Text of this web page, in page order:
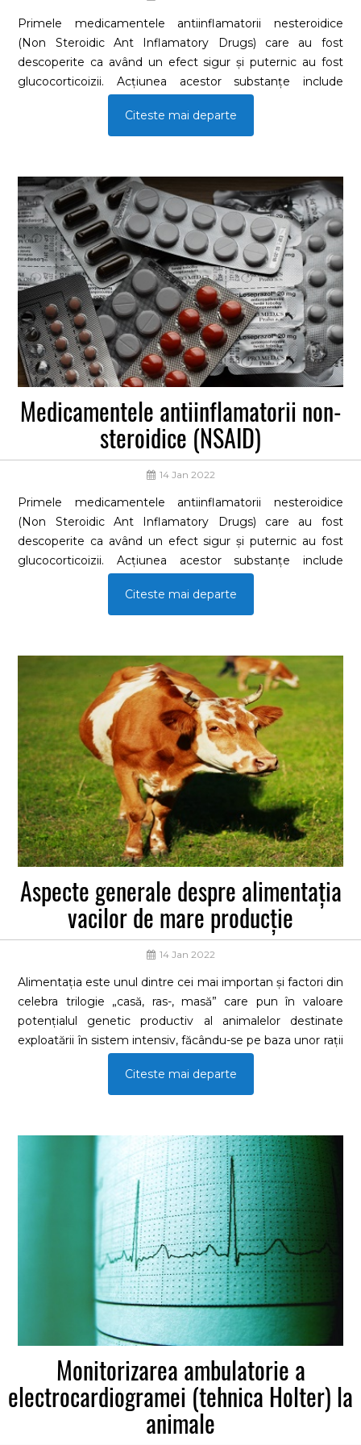
Primele medicamentele antiinflamatorii nesteroidice
(Non Steroidic Ant Inflamatory Drugs) care au fost
descoperite ca având un efect sigur și puternic au fost
glucocorticoizii. Acțiunea acestor substanțe include
diminuarea elementelor fibroblastice și celulare vasculare
ale proceselor inflamatorii, prin:- reducerea concentrației
mediatorilor inflamației,- prin supresarea eliberării de
prin reducerea tendinței celulelor de a migra la locul
leziuniiț În acest fel, faza acută a inflamației este
atenuată și nu se instituie faza cronică.
Citeste mai departe
Medicamentele antiinflamatorii non-
steroidice (NSAID)
14 Jan 2022
Primele medicamentele antiinflamatorii nesteroidice
(Non Steroidic Ant Inflamatory Drugs) care au fost
descoperite ca având un efect sigur și puternic au fost
glucocorticoizii. Acțiunea acestor substanțe include
diminuarea elementelor fibroblastice și celulare vasculare
ale proceselor inflamatorii, prin:- reducerea concentrației
mediatorilor inflamației,- prin supresarea eliberării de
prin reducerea tendinței celulelor de a migra la locul
leziuniiț În acest fel, faza acută a inflamației este
atenuată și nu se instituie faza cronică.
Citeste mai departe
Aspecte generale despre alimentația
vacilor de mare producție
14 Jan 2022
Alimentația este unul dintre cei mai importan și factori din
celebra trilogie „casă, ras-, masă” care pun în valoare
potențialul genetic productiv al animalelor destinate
exploatării în sistem intensiv, făcându-se pe baza unor rații
alimentareRațiile alimentare reprezintă totalitatea
furajelor de natură organică și anorganică (mineralele), ce
intră în hrana vacilor de lapte în diferite proporții, pentru
întocmindu-se pe baza nevoilor / necesarului de nutrienți
Citeste mai departe
Monitorizarea ambulatorie a
electrocardiogramei (tehnica Holter) la
animale